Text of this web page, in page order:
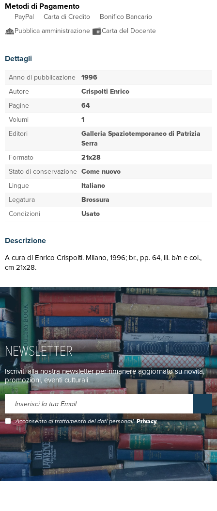
Metodi di Pagamento
PayPal Carta di Credito
Bonifico Bancario
Pubblica amministrazione
Carta del Docente
Dettagli
Anno di pubblicazione 1996
Autore
Crispolti Enrico
Pagine
64
Volumi
1
Editori
Galleria Spaziotemporaneo di Patrizia
Serra
Formato
21x28
Stato di conservazione Come nuovo
Lingue
Italiano
Legatura
Brossura
Condizioni
Usato
Descrizione
A cura di Enrico Crispolti. Milano, 1996; br., pp. 64, ill. b/n e col.,
cm 21x28.
NEWSLETTER
Iscriviti alla nostra newsletter per rimanere aggiornato su novità,
promozioni, eventi culturali.
Acconsento al trattamento dei dati personali.Privacy